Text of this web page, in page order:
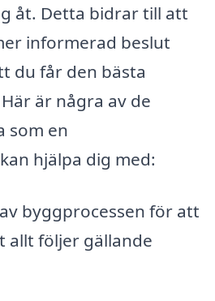
åt. Detta bidrar till att
informerad beslut
du får den bästa
är några av de
som en
hjälpa dig med:
byggprocessen för att
allt följer gällande